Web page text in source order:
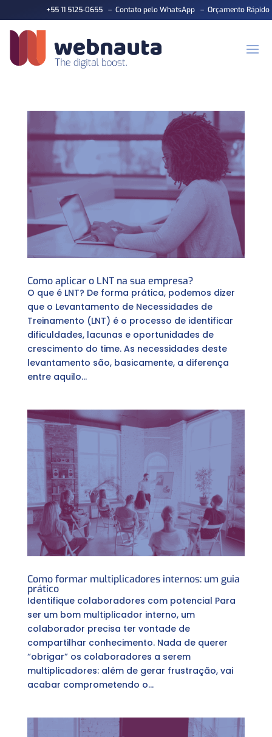
+55 11 5125-0655– Contato pelo WhatsApp– Orçamento Rápido
Como aplicar o LNT na sua empresa?
O que é LNT? De forma prática, podemos dizer
que o Levantamento de Necessidades de
Treinamento (LNT) é o processo de identificar
dificuldades, lacunas e oportunidades de
crescimento do time. As necessidades deste
levantamento são, basicamente, a diferença
entre aquilo...
Como formar multiplicadores internos: um guia
prático
Identifique colaboradores com potencial Para
ser um bom multiplicador interno, um
colaborador precisa ter vontade de
compartilhar conhecimento. Nada de querer
“obrigar” os colaboradores a serem
multiplicadores: além de gerar frustração, vai
acabar comprometendo o...